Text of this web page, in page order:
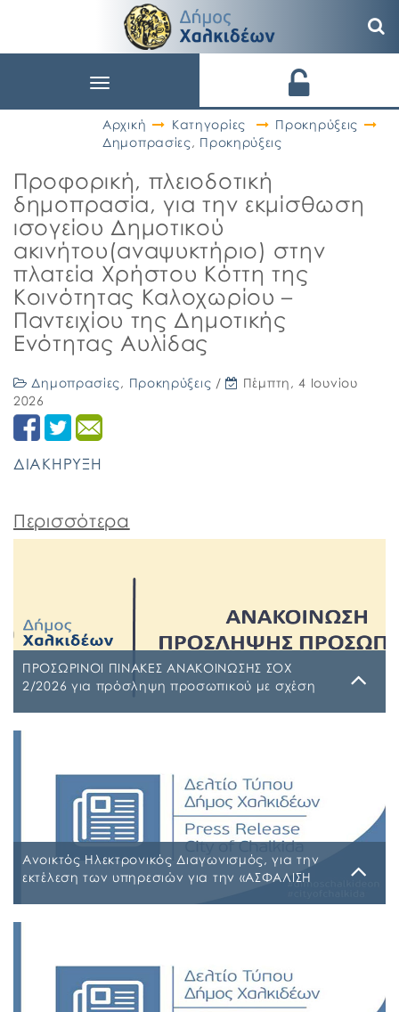
Toggle
Αρχική
Κατηγορίες
Προκηρύξεις
Δημοπρασίες, Προκηρύξεις
Προφορική, πλειοδοτική
δημοπρασία, για την εκμίσθωση
ισογείου Δημοτικού
ακινήτου(αναψυκτήριο) στην
πλατεία Χρήστου Κόττη της
Κοινότητας Καλοχωρίου –
Παντειχίου της Δημοτικής
Ενότητας Αυλίδας
Δημοπρασίες, Προκηρύξεις /
Πέμπτη, 4 Ιουνίου
2026
ΔΙΑΚΗΡΥΞΗ
Περισσότερα
ΠΡΟΣΩΡΙΝΟΙ ΠΙΝΑΚΕΣ ΑΝΑΚΟΙΝΩΣΗΣ ΣΟΧ
2/2026 για πρόσληψη προσωπικού με σχέση
ΠΙΝΑΚΑΣ ΚΑΤΑΤΑΞΗΣ ΣΥΜΜΕΤΕΧΟΝΤΩΝ 1 ΡΗΒΖΩΗΑ-
Ρ5Τ-1 ΠΡΟΣΩΡΙΝΟΣ ΠΙΝΑΚΑΣ ΜΕΡΙΚΗΣ ΑΠΑΣΧΟΛΗΣΗΣ
ΨΔΑΚΩΗΑ-ΑΟ3 ΠΡΟΣΩΡΙΝΟΣ ΠΙΝΑΚΑΣ ΠΛΗΡΟΥΣ
ΑΠΑΣΧΟΛΗΣΗΣ ΨΦΑ4ΩΗΑ-ΦΣΒ ΠΡΟΣΩΡΙΝΟΣ ΠΙΝΑΚΑΣ
ΣΥΜΜΕΤΕΧΟΝΤΩΝ 6ΖΛΚΩΗΑ-ΠΩΗ
Ανοικτός Ηλεκτρονικός Διαγωνισμός, για την
εκτέλεση των υπηρεσιών για την «ΑΣΦΑΛΙΣΗ
ΑΣΦΑΛΕΙΕΣ 2026-2027 09-07-2026_signed
ΠΑΡΑΡΤΗΜΑ Α’ ΜΕΛΕΤΗ ΑΣΦΑΛΕΙΕΣ ΕΠΕΞΕΡΓΑΣΙΜΗ
2026-2027 09-07-2026 ΠΑΡΑΡΤΗΜΑ Β ΕΕΕΣ PDF_signed